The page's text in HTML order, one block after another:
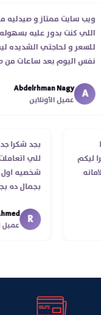
سايت ممتاز و صيدليه
كنت بدور عليه بسهوله و
و لحاجتي الشديده ليه
اليوم بعد ساعات من
موعد عمله ..فضل يتابع
..شكرا جزيلا ليكم
Abdelrhman Nagy
عميل الأونلاين
ليكم
بجد
للي
شخصيه
R